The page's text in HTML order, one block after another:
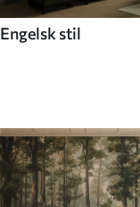
Engelsk stil